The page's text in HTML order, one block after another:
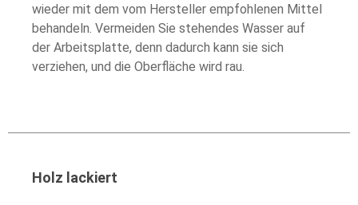
wieder mit dem vom Hersteller empfohlenen Mittel
behandeln. Vermeiden Sie stehendes Wasser auf
der Arbeitsplatte, denn dadurch kann sie sich
verziehen, und die Oberfläche wird rau.
Holz lackiert